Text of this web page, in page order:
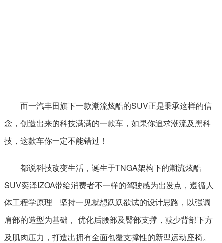
而一汽丰田旗下一款潮流炫酷的SUV正是秉承这样的信
念，创造出来的科技满满的一款车，如果你追求潮流及黑科
技，这款车你一定不能错过！
都说科技改变生活，诞生于TNGA架构下的潮流炫酷
SUV奕泽IZOA带给消费者不一样的驾驶感为出发点，遵循人
体工程学原理，坚持一见就想跃跃欲试的设计思路，以强调
肩部的造型为基础， 优化后腰部及臀部支撑，减少背部下方
及肌肉压力，打造出拥有全面包覆支撑性的新型运动座椅。